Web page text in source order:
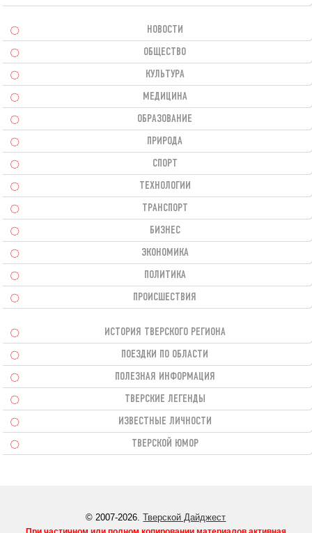
НОВОСТИ
ОБЩЕСТВО
КУЛЬТУРА
МЕДИЦИНА
ОБРАЗОВАНИЕ
ПРИРОДА
СПОРТ
ТЕХНОЛОГИИ
ТРАНСПОРТ
БИЗНЕС
ЭКОНОМИКА
ПОЛИТИКА
ПРОИСШЕСТВИЯ
ИСТОРИЯ ТВЕРСКОГО РЕГИОНА
ПОЕЗДКИ ПО ОБЛАСТИ
ПОЛЕЗНАЯ ИНФОРМАЦИЯ
ТВЕРСКИЕ ЛЕГЕНДЫ
ИЗВЕСТНЫЕ ЛИЧНОСТИ
ТВЕРСКОЙ ЮМОР
© 2007-2026.Тверской Дайджест